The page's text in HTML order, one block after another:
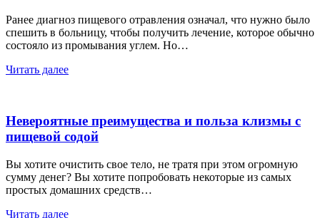
Ранее диагноз пищевого отравления означал, что нужно было
спешить в больницу, чтобы получить лечение, которое обычно
состояло из промывания углем. Но…
Читать далее
Невероятные преимущества и польза клизмы с
пищевой содой
Вы хотите очистить свое тело, не тратя при этом огромную
сумму денег? Вы хотите попробовать некоторые из самых
простых домашних средств…
Читать далее